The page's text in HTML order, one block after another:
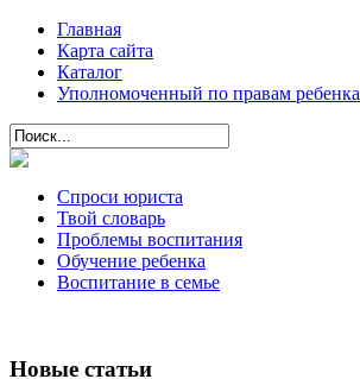
Главная
Карта сайта
Каталог
Уполномоченный по правам ребенка
Спроси юриста
Твой словарь
Проблемы воспитания
Обучение ребенка
Воспитание в семье
Новые статьи